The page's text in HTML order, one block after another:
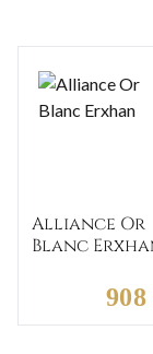
Alliance Or
Blanc